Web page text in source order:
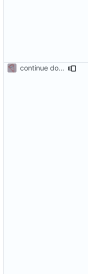
continue documentation for variables